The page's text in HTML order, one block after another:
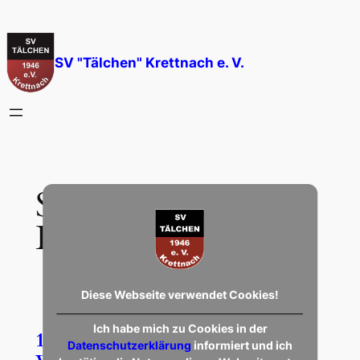
Inhalt
springenSV "Tälchen" Krettnach e. V.
Diese Webseite verwendet Cookies!
Ich habe mich zu Cookies in der
Datenschutzerklärung informiert und ich
Schlagwort:
Landscheid
1. + 2. Mannschaft – Auf nach